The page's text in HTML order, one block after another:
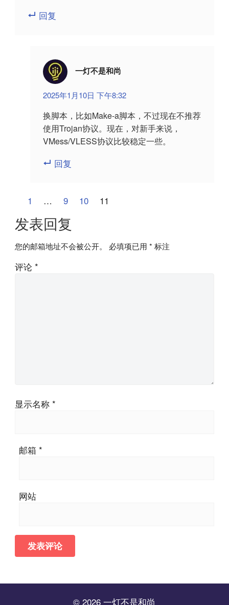
回复
一灯不是和尚
2025年1月10日 下午8:32
换脚本，比如Make-a脚本，不过现在不推荐
使用Trojan协议。现在，对新手来说，
VMess/VLESS协议比较稳定一些。
回复
评
论
分
页
一
篇
1 … 9 10 11
发表回复
您的邮箱地址不会被公开。 必填项已用 * 标注
评论 *
显示名称 *
邮箱 *
网站
© 2026 一灯不是和尚